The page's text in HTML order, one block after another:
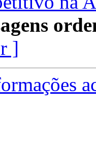
]